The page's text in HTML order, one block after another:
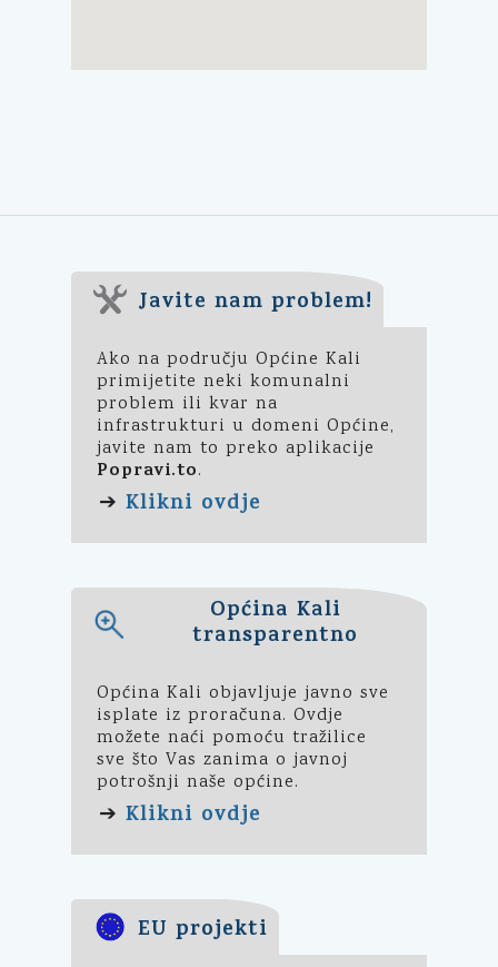
Javite nam problem!
Ako na području Općine Kali
primijetite neki komunalni
problem ili kvar na
infrastrukturi u domeni Općine,
javite nam to preko aplikacije
Popravi.to.
➔ Klikni ovdje
Općina Kali
transparentno
Općina Kali objavljuje javno sve
isplate iz proračuna. Ovdje
možete naći pomoću tražilice
sve što Vas zanima o javnoj
potrošnji naše općine.
➔ Klikni ovdje
EU projekti